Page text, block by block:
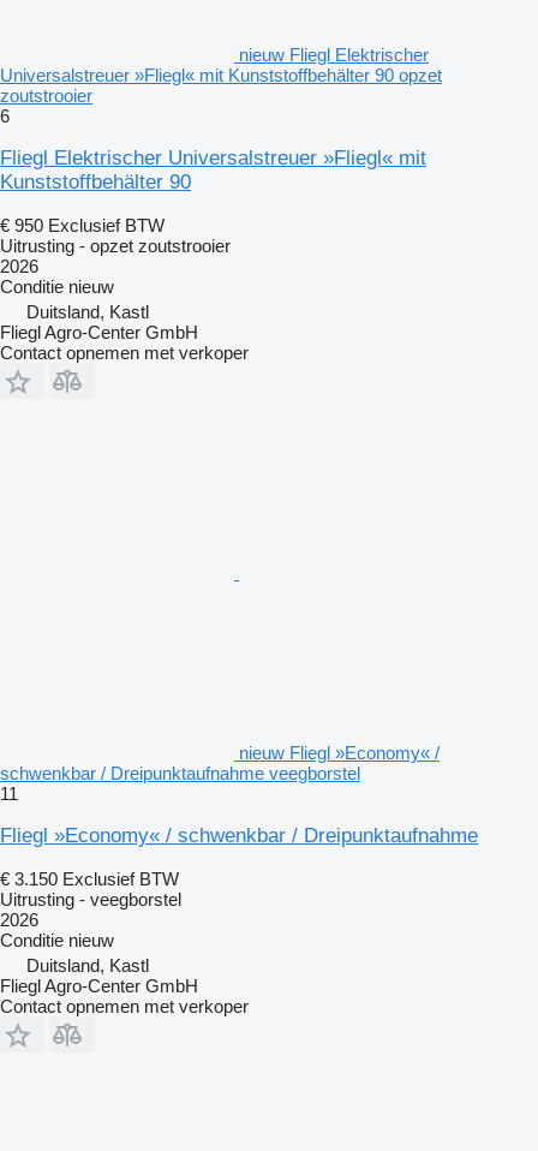
nieuw Fliegl Elektrischer
Universalstreuer »Fliegl« mit Kunststoffbehälter 90 opzet
zoutstrooier
6
Fliegl Elektrischer Universalstreuer »Fliegl« mit
Kunststoffbehälter 90
€ 950 Exclusief BTW
Uitrusting - opzet zoutstrooier
2026
Conditie nieuw
Duitsland, Kastl
Fliegl Agro-Center GmbH
Contact opnemen met verkoper
nieuw Fliegl »Economy« /
schwenkbar / Dreipunktaufnahme veegborstel
11
Fliegl »Economy« / schwenkbar / Dreipunktaufnahme
€ 3.150 Exclusief BTW
Uitrusting - veegborstel
2026
Conditie nieuw
Duitsland, Kastl
Fliegl Agro-Center GmbH
Contact opnemen met verkoper